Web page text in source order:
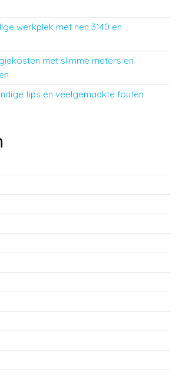
werkplek met nen 3140 en
met slimme meters en
tips en veelgemaakte fouten